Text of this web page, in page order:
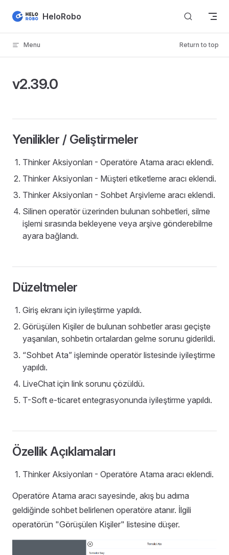
Skip to contentHeloRobo
Menu Return to top
v2.39.0
Yenilikler / Geliştirmeler
Thinker Aksiyonları - Operatöre Atama aracı eklendi.
Thinker Aksiyonları - Müşteri etiketleme aracı eklendi.
Thinker Aksiyonları - Sohbet Arşivleme aracı eklendi.
Silinen operatör üzerinden bulunan sohbetleri, silme
işlemi sırasında bekleyene veya arşive gönderebilme
ayara bağlandı.
Düzeltmeler
Giriş ekranı için iyileştirme yapıldı.
Görüşülen Kişiler de bulunan sohbetler arası geçişte
yaşanılan, sohbetin ortalardan gelme sorunu giderildi.
“Sohbet Ata” işleminde operatör listesinde iyileştirme
yapıldı.
LiveChat için link sorunu çözüldü.
T-Soft e-ticaret entegrasyonunda iyileştirme yapıldı.
Özellik Açıklamaları
Thinker Aksiyonları - Operatöre Atama aracı eklendi.
Operatöre Atama aracı sayesinde, akış bu adıma
geldiğinde sohbet belirlenen operatöre atanır. İlgili
operatörün "Görüşülen Kişiler" listesine düşer.